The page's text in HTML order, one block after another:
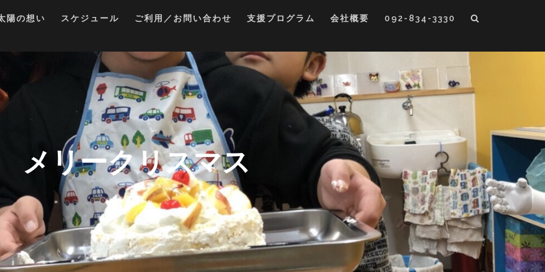
陽の想い スケジュール ご利用／お問い合わせ 支援プログラム 会社概要 092-834-3330
メリークリスマス